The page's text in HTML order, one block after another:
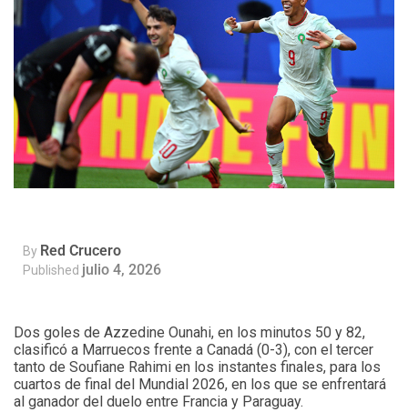
By Red Crucero
Published julio 4, 2026
Dos goles de Azzedine Ounahi, en los minutos 50 y 82,
clasificó a Marruecos frente a Canadá (0-3), con el tercer
tanto de Soufiane Rahimi en los instantes finales, para los
cuartos de final del Mundial 2026, en los que se enfrentará
al ganador del duelo entre Francia y Paraguay.